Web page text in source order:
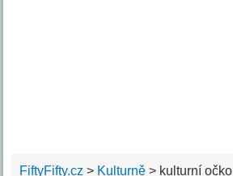
FiftyFifty.cz > Kulturně > kulturní očko